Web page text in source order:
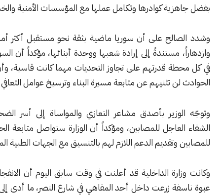
كوادرها وتكامل عملها مع المؤسسات الأمنية والخدمية.
على أن سوريا ماضية بثقة نحو مستقبل أكثر أمناً واستقراراً
مستندةً إلى إرادة شعبها ووحدة أبنائها، مؤكداً أن السوريين أثبتوا
قدرتهم على تجاوز التحديات مهما كانت قاسية، وأن مثل هذه
لن تثنيهم عن متابعة مسيرة البناء وترسيخ عوامل التعافي الوطني.
بأصدق مشاعر التعازي والمواساة إلى أسر الضحايا، متمنياً
للمصابين، ومؤكداً أن الوزارة ستواصل متابعة الحالة الصحية
وتقديم الدعم اللازم لهم بالتنسيق مع الجهات الطبية المختصة.
الداخلية قد أعلنت في وقت سابق اليوم أن الانفجار ناجم عن
زرعت داخل أحد المقاهي في شارع النصر، ما أدى إلى ارتقاء عدد